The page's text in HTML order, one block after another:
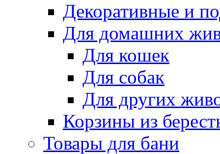
Декоративные и
Для домашних
Для кошек
Для собак
Для других
Корзины из
Товары для бани